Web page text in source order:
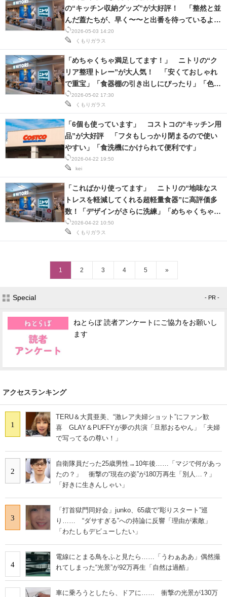
2026-05-03 14:20
くもりガラス
の“キッチン収納グッズ”が大好評！ 「整然と並
んだ蓋たちが、早く〜〜と出番を待っているよ
う」「スッキリしました！感動！」
2026-05-02 17:30
くもりガラス
「めちゃくちゃ満足してます！」 ニトリの“ク
リア整理トレー”が大人気！ 「安くておしゃれ
で重宝」「食器棚の引き出しにぴったり」「色も
可愛い」
2026-04-22 19:50
kei
「6個も使っています」 コストコの“キッチン用
品”が大好評 「フタもしっかり閉まるので使い
やすい」「食洗機にかけられて便利です」
2026-04-22 10:50
くもりガラス
「こればかり使ってます」 ニトリの“地味なス
トレスを軽減してくれる超軽量食器”に高評価多
数！「デザインがさらに洗練」「めちゃくちゃ扱
いやすくて食器の一軍入り」
1 2 3 4 5 »
Special - PR -
ねとらぼ 読者アンケートにご協力をお願いし
ます
アクセスランキング
1
TERU＆大貫亜美、“激レア夫婦ショット”にファン歓
喜 GLAY＆PUFFYが夢の共演「旦那おるやん」「夫婦
で写ってるの尊い！」
2
自衛隊員だった25歳男性→10年後……「マジで何があっ
たの？」 衝撃の“現在の姿”が180万再生「別人…？」
「好きに生きんしゃい」
3
「打首獄門同好会」junko、65歳で“彫りスタート”巡
り…… “ダサすぎる”への持論に反響「理由が素敵」
「わたしもデビューしたい」
4
電線にとまる鳥をふと見たら……「うわぁああ」偶然撮
れてしまった“光景”が92万再生「自然は過酷」
車に乗ろうとしたら、ドアに…… 衝撃の光景が130万